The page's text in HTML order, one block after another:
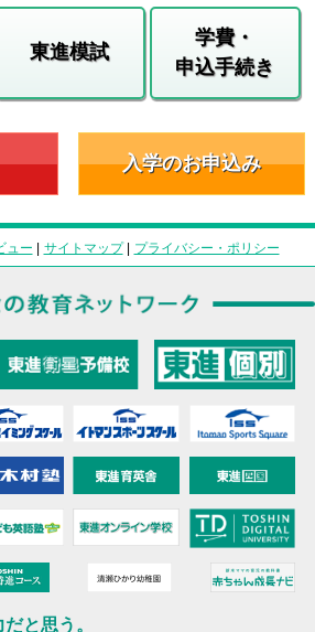
東進模試
学費・
申込手続き
入学のお申込み
ュー | サイトマップ| プライバシー・ポリシー
と思う。